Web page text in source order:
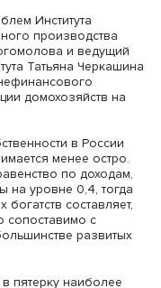
группах
денег на
категории выборки
редко звучали
недели).
бедность по-
с детьми и
бедность,
малых городов,
2017–2021 годах доля
бедности, живших в
до 46%, в поселках
с 23 до
центрах.